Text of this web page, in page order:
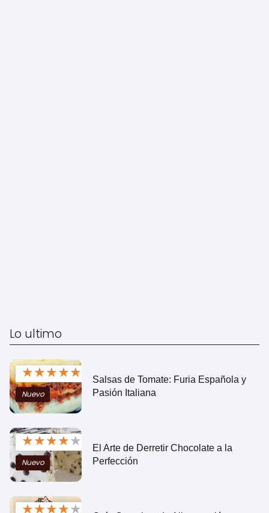
Lo ultimo
★★★★★
Nuevo
Salsas de Tomate: Furia Española y
Pasión Italiana
★★★★★
Nuevo
El Arte de Derretir Chocolate a la
Perfección